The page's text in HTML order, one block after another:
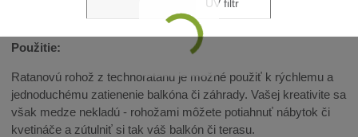
UV filtr
Použitie:
Ratanovú rohož z technoratanu je možné použiť k rýchlemu a
jednoduchému zatienenie balkóna či záhrady. Vašej kreativite sa
však medze nekladú - rohožami môžete potiahnuť nábytok či
kvetináče a zútulniť si tak váš balkón či terasu.